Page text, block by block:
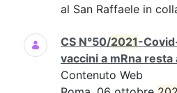
al San Raffaele in
CS N°50/2021-
vaccini a mRna resta
Contenuto Web